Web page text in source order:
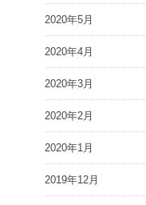
2020年5月
2020年4月
2020年3月
2020年2月
2020年1月
2019年12月